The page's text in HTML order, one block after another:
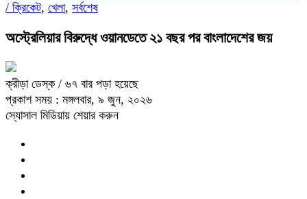
/ ক্রিকেট, খেলা, সর্বশেষ
অস্ট্রেলিয়ার বিরুদ্ধে ওয়ানডেতে ২১ বছর পর বাংলাদেশের জয়
ক্রীড়া ডেস্ক / ৬৭ বার পড়া হয়েছে
প্রকাশ সময় : মঙ্গলবার, ৯ জুন, ২০২৬
স্যোসাল মিডিয়ায় শেয়ার করুন